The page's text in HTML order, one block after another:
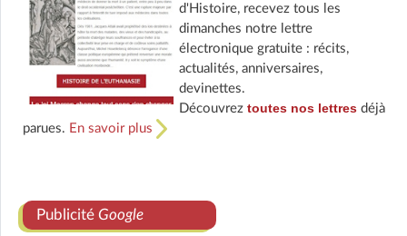
d'Histoire, recevez tous les
dimanches notre lettre
électronique gratuite : récits,
actualités, anniversaires,
devinettes.
Découvrez toutes nos lettresdéjà
parues. En savoir plus
Publicité Google